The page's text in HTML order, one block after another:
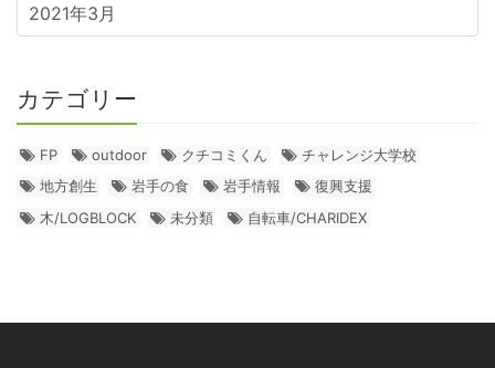
2021年3月
カテゴリー
FP outdoor クチコミくん
チャレンジ大学校
地方創生
岩手の食 岩手情報
復興支援
木/LOGBLOCK
未分類 自転車/CHARIDEX